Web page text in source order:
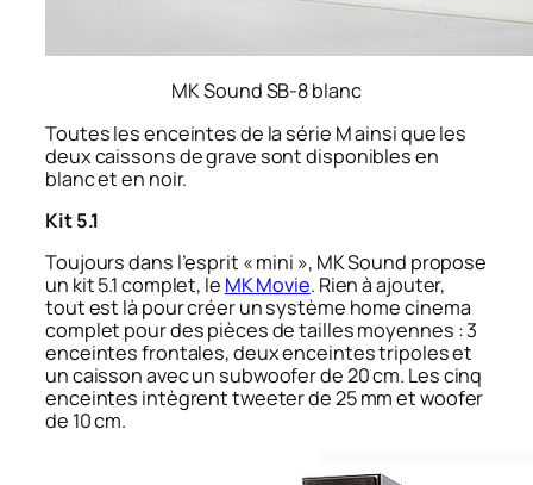
MK Sound SB-8 blanc
Toutes les enceintes de la série M ainsi que les
deux caissons de grave sont disponibles en
blanc et en noir.
Kit 5.1
Toujours dans l’esprit « mini », MK Sound propose
un kit 5.1 complet, le MK Movie. Rien à ajouter,
tout est là pour créer un système home cinema
complet pour des pièces de tailles moyennes : 3
enceintes frontales, deux enceintes tripoles et
un caisson avec un subwoofer de 20 cm. Les cinq
enceintes intègrent tweeter de 25 mm et woofer
de 10 cm.